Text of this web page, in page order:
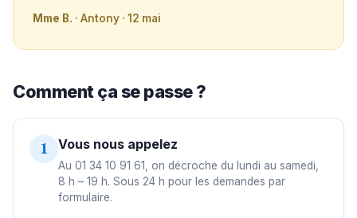
Mme B. · Antony · 12 mai
Comment ça se passe ?
1 Vous nous appelez
Au 01 34 10 91 61, on décroche du lundi au samedi,
8 h – 19 h. Sous 24 h pour les demandes par
formulaire.